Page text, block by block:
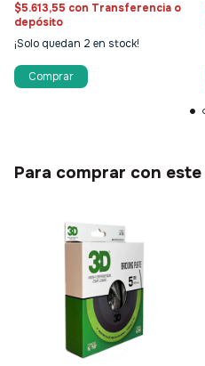
$5.613,55 con Transferencia o
depósito
¡Solo quedan 2 en stock!
Para comprar con